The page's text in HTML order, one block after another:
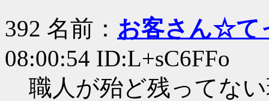
392 名前： お客さん☆て
08:00:54 ID:L+sC6FFo
職人が殆ど残ってな